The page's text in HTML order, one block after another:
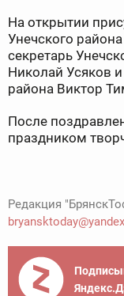
На открытии
Унечского
секретарь
Николай Усяков
района Виктор
После
праздником
Редакция